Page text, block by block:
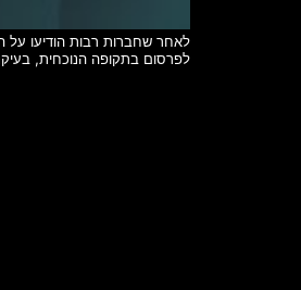
לפרסום בתקופה הנוכחית,